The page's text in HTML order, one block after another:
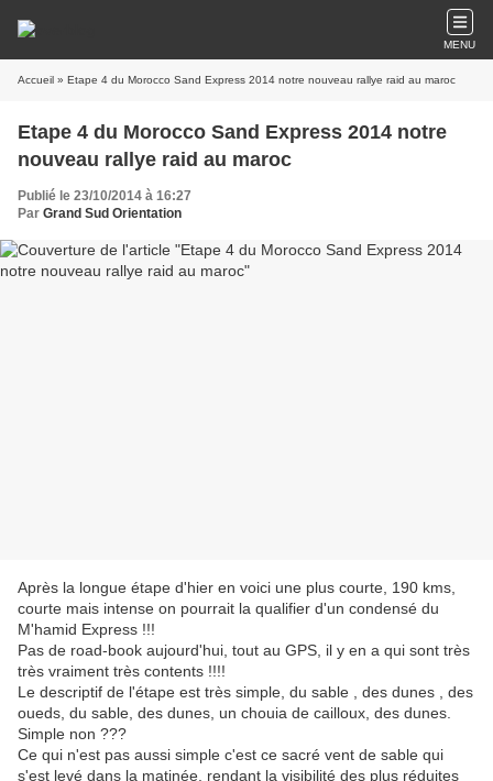
MENU
Accueil » Etape 4 du Morocco Sand Express 2014 notre nouveau rallye raid au maroc
Etape 4 du Morocco Sand Express 2014 notre
nouveau rallye raid au maroc
Publié le 23/10/2014 à 16:27
Par Grand Sud Orientation
Après la longue étape d'hier en voici une plus courte, 190 kms,
courte mais intense on pourrait la qualifier d'un condensé du
M'hamid Express !!!
Pas de road-book aujourd'hui, tout au GPS, il y en a qui sont très
très vraiment très contents !!!!
Le descriptif de l'étape est très simple, du sable , des dunes , des
oueds, du sable, des dunes, un chouia de cailloux, des dunes.
Simple non ???
Ce qui n'est pas aussi simple c'est ce sacré vent de sable qui
s'est levé dans la matinée, rendant la visibilité des plus réduites